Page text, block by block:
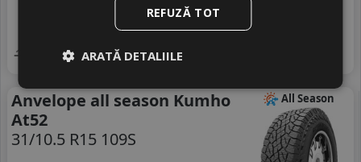
RON
1149 RON
Discount18%
In stoc - peste 12 buc
livrare 2/3 zile
All Season
Anvelope all season Kumho
At52
31/10.5 R15 109S
REFUZĂ TOT
ARATĂ DETALIILE